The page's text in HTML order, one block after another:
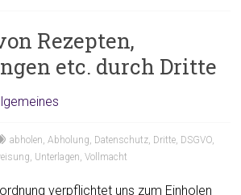
Rezepten,
etc. durch Dritte
abholen,Abholung, Datenschutz, Dritte, DSGVO,
, Unterlagen,Vollmacht
verpflichtet uns zum Einholen